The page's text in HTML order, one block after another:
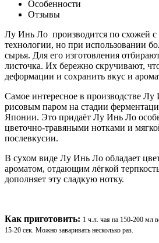
Особенности
Отзывы
Лу Инь Ло производится по схожей с
технологии, но при использовании
сырья. Для его изготовления
листочка. Их бережно скручивают,
деформации и сохранить вкус и
Самое интересное в производстве
рисовым паром на стадии
Японии. Это придаёт Лу Инь Ло
цветочно-травяными нотками и
послевкусии.
В сухом виде Лу Инь Ло обладает
ароматом, отдающим лёгкой
дополняет эту сладкую нотку.
Как приготовить: 1 ч.л. чая на 150-200 мл
15-20 сек. Можно заваривать несколько раз.